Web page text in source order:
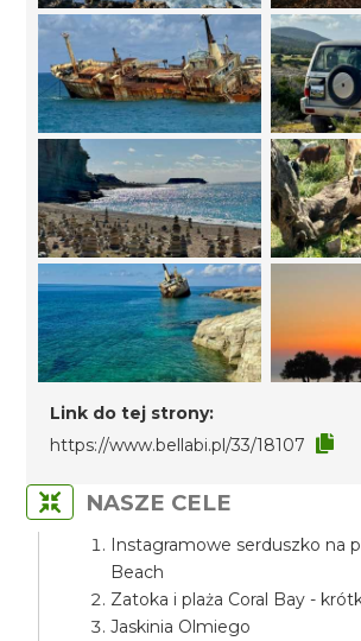
Link do tej strony:
https://www.bellabi.pl/33/18107
NASZE CELE
Instagramowe serduszko na
Beach
Zatoka i plaża Coral Bay -
Jaskinia Olmiego